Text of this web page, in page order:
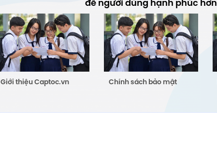
để người dùng hạnh phúc hơn
Giới thiệu Captoc.vn Chính sách bảo mật